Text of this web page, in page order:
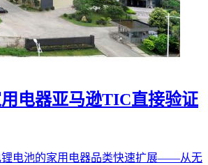
电器亚马逊TIC直接验证
锂电池的家用电器品类快速扩展——从无